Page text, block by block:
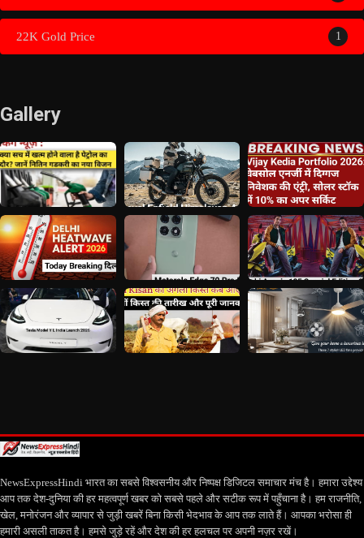
22K Gold Price 1
Gallery
NewsExpressHindi भारत का सबसे विश्वसनीय और निष्पक्ष डिजिटल समाचार मंच है। हमारा उद्देश्य
आप तक देश-दुनिया की हर महत्वपूर्ण खबर को सबसे पहले और सटीक रूप में पहुँचाना है। हम राजनीति,
खेल, मनोरंजन और व्यापार से जुड़ी खबरें बिना किसी भेदभाव के आप तक लाते हैं। आपका भरोसा ही
हमारी असली ताकत है। हमसे जुड़े रहें और देश की हर हलचल पर अपनी नज़र रखें।